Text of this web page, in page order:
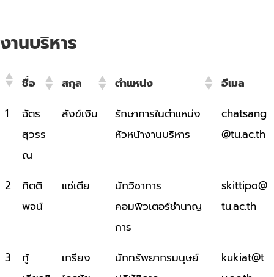
งานบริหาร
ชื่อ สกุล ตำแหน่ง
อีเมล
ชื่อ
สกุล ตำแหน่ง อีเมล
1
ฉัตร
สุวรร
ณ
สังข์เงิน
รักษาการในตำแหน่ง
หัวหน้างานบริหาร
chatsang
@tu.ac.th
2
กิตติ
พจน์
แซ่เตีย
นักวิชาการ
คอมพิวเตอร์ชำนาญ
การ
skittipo@
tu.ac.th
3
กู้
เกรียง
นักทรัพยากรมนุษย์
kukiat@t